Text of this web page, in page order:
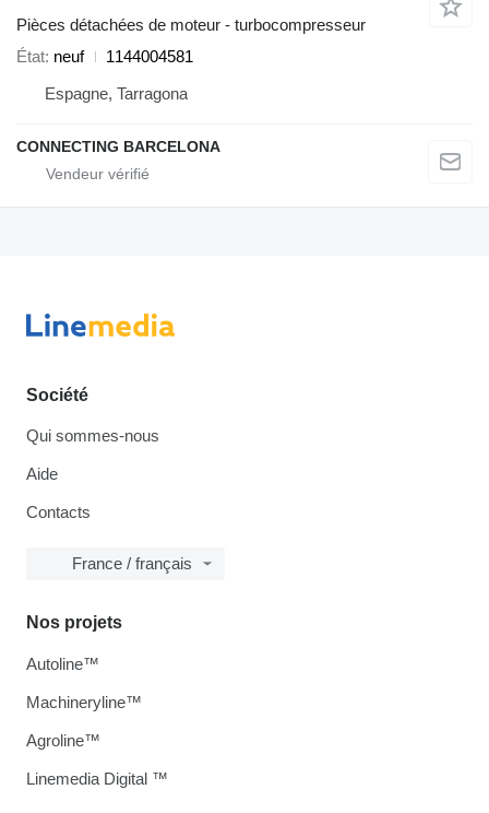
Pièces détachées de moteur - turbocompresseur
État neuf
1144004581
Espagne, Tarragona
CONNECTING BARCELONA
Société
Qui sommes-nous
Aide
Contacts
France / français
Nos projets
Autoline™
Machineryline™
Agroline™
Linemedia Digital ™